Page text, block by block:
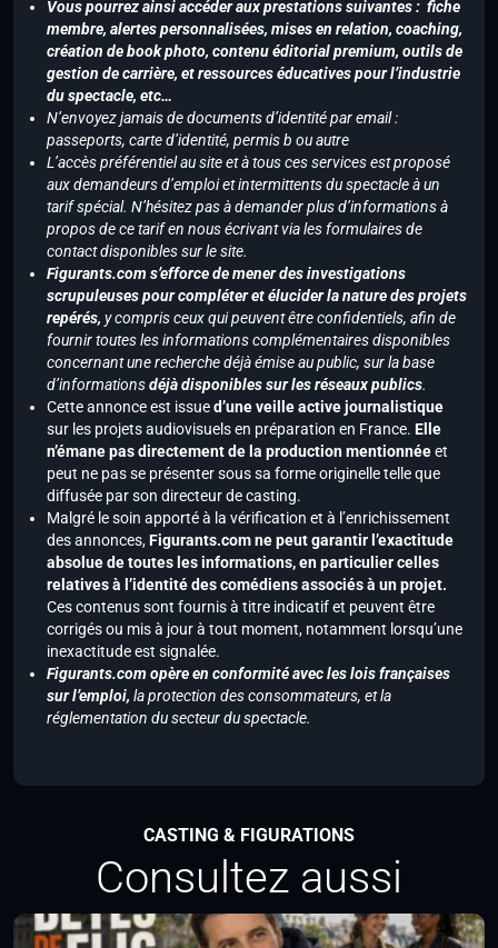
Vous pourrez ainsi accéder aux prestations suivantes : fiche
membre, alertes personnalisées, mises en relation, coaching,
création de book photo, contenu éditorial premium, outils de
gestion de carrière, et ressources éducatives pour l’industrie
du spectacle, etc…
N’envoyez jamais de documents d’identité par email :
passeports, carte d’identité, permis b ou autre
L’accès préférentiel au site et à tous ces services est proposé
aux demandeurs d’emploi et intermittents du spectacle à un
tarif spécial. N’hésitez pas à demander plus d’informations à
propos de ce tarif en nous écrivant via les formulaires de
contact disponibles sur le site.
Figurants.com s’efforce de mener des investigations
scrupuleuses pour compléter et élucider la nature des projets
repérés, y compris ceux qui peuvent être confidentiels, afin de
fournir toutes les informations complémentaires disponibles
concernant une recherche déjà émise au public, sur la base
d’informationsdéjà disponibles sur les réseaux publics.
Cette annonce est issued’une veille active journalistique
sur les projets audiovisuels en préparation en France. Elle
n’émane pas directement de la production mentionnéeet
peut ne pas se présenter sous sa forme originelle telle que
diffusée par son directeur de casting.
Malgré le soin apporté à la vérification et à l’enrichissement
des annonces,Figurants.com ne peut garantir l’exactitude
absolue de toutes les informations, en particulier celles
relatives à l’identité des comédiens associés à un projet.
Ces contenus sont fournis à titre indicatif et peuvent être
corrigés ou mis à jour à tout moment, notamment lorsqu’une
inexactitude est signalée.
Figurants.com opère en conformité avec les lois françaises
sur l’emploi, la protection des consommateurs, et la
réglementation du secteur du spectacle.
CASTING & FIGURATIONS
Consultez aussi